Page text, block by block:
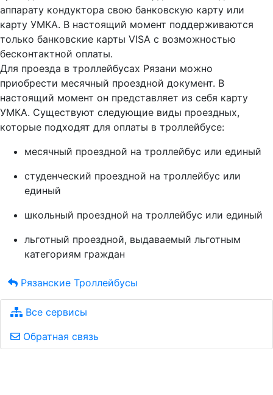
аппарату кондуктора свою банковскую карту или
карту УМКА. В настоящий момент поддерживаются
только банковские карты VISA с возможностью
бесконтактной оплаты.
Для проезда в троллейбусах Рязани можно
приобрести месячный проездной документ. В
настоящий момент он представляет из себя карту
УМКА. Существуют следующие виды проездных,
которые подходят для оплаты в троллейбусе:
месячный проездной на троллейбус или единый
студенческий проездной на троллейбус или
единый
школьный проездной на троллейбус или единый
льготный проездной, выдаваемый льготным
категориям граждан
Рязанские Троллейбусы
Все сервисы
Обратная связь